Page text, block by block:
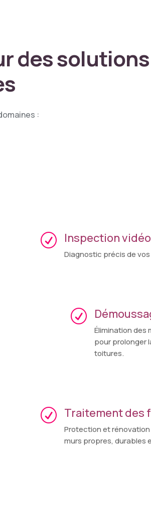
des solutions
:
R Inspection vidéo
Diagnostic précis de
R
Éliminationdes
pourprolonger
toitures.
R Traitement des
Protectionetrénovation
murs propres,durables